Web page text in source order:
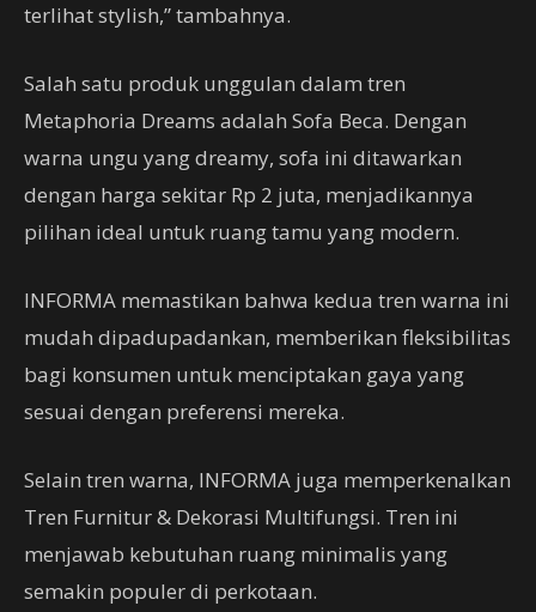
terlihat stylish,” tambahnya.
Salah satu produk unggulan dalam tren
Metaphoria Dreams adalah Sofa Beca. Dengan
warna ungu yang dreamy, sofa ini ditawarkan
dengan harga sekitar Rp 2 juta, menjadikannya
pilihan ideal untuk ruang tamu yang modern.
INFORMA memastikan bahwa kedua tren warna ini
mudah dipadupadankan, memberikan fleksibilitas
bagi konsumen untuk menciptakan gaya yang
sesuai dengan preferensi mereka.
Selain tren warna, INFORMA juga memperkenalkan
Tren Furnitur & Dekorasi Multifungsi. Tren ini
menjawab kebutuhan ruang minimalis yang
semakin populer di perkotaan.